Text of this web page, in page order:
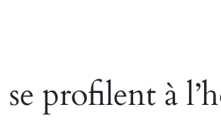
profilent à